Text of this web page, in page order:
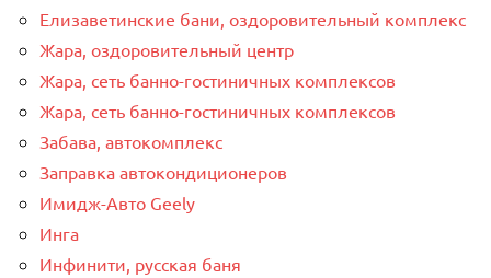
Елизаветинские бани, оздоровительный комплекс
Жара, оздоровительный центр
Жара, сеть банно-гостиничных комплексов
Жара, сеть банно-гостиничных комплексов
Забава, автокомплекс
Заправка автокондиционеров
Имидж-Авто Geely
Инга
Инфинити, русская баня